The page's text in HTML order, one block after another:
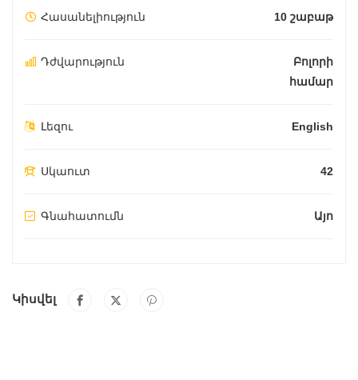
Հասանելիություն 10 շաբաթ
Դժվարություն
Բոլորի
համար
Լեզու English
Սկաուտ 42
Գնահատումն Այո
Կիսվել